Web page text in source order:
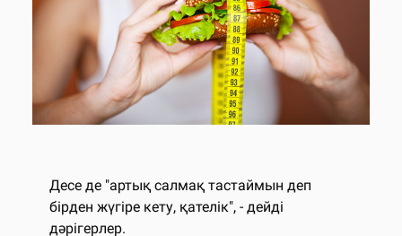
Десе де "артық салмақ тастаймын деп
бірден жүгіре кету, қателік", - дейді
дәрігерлер.